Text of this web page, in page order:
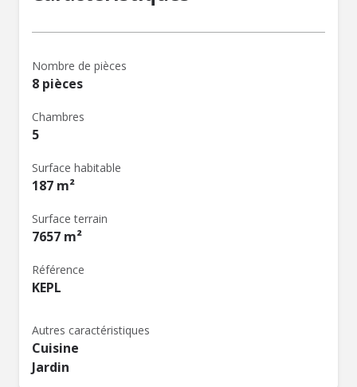
Nombre de pièces
8 pièces
Chambres
5
Surface habitable
187 m²
Surface terrain
7657 m²
Référence
KEPL
Autres caractéristiques
Cuisine
Jardin